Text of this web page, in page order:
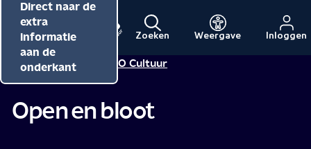
Direct naar de
inhoud
Direct naar de
hoofdnavigatie
Direct naar de
extra
informatie
aan de
onderkant
Menu
Naar
de
NPO
beginpagina
NPO
Zoeken Weergave Inloggen
Tip vanRedactie NPO Cultuur
Open en bloot